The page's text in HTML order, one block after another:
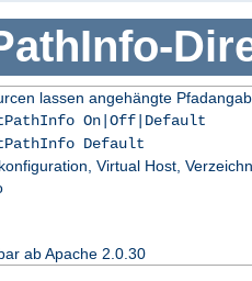
-
lassen angehängte
On|Off|Default
Default
Virtual Host,
ab Apache 2.0.30